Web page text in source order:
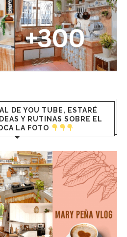
DE YOU TUBE, ESTARÉ
Y RUTINAS SOBRE EL
LA FOTO